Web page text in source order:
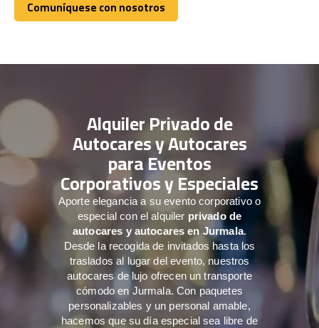
Comuníquese con nosotros
Comuníquese con nosotros
Alquiler Privado de
Autocares y Autocares
para Eventos
Corporativos y Especiales
Aporte elegancia a su evento corporativo o
especial con el alquiler privado de
autocares y autocares en Jurmala.
Desde la recogida de invitados hasta los
traslados al lugar del evento, nuestros
autocares de lujo ofrecen un transporte
cómodo en Jurmala. Con paquetes
personalizables y un personal amable,
hacemos que su día especial sea libre de